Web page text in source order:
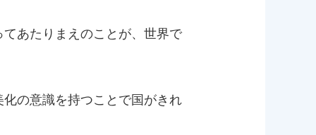
あたりまえのことが、世界で
の意識を持つことで国がきれ